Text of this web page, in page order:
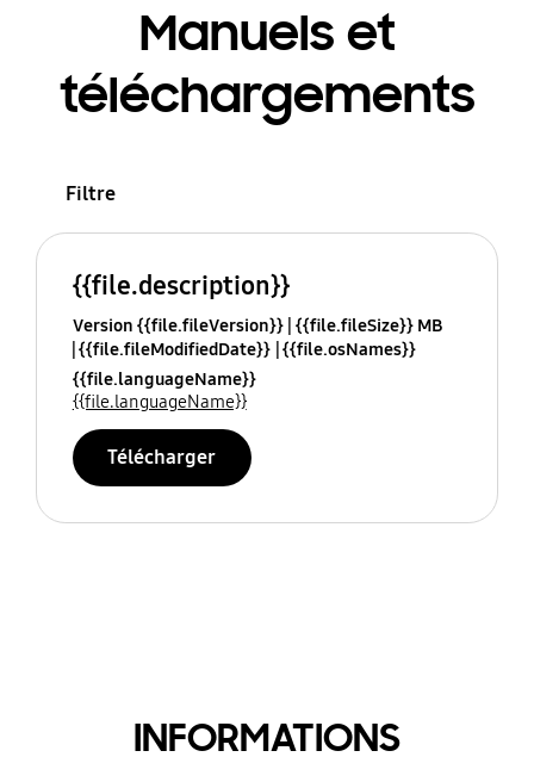
Manuels et
téléchargements
Filtre
{{file.description}}
Version {{file.fileVersion}} {{file.fileSize}} MB
{{file.fileModifiedDate}} {{file.osNames}}
{{file.languageName}}
{{file.languageName}}
Télécharger
INFORMATIONS